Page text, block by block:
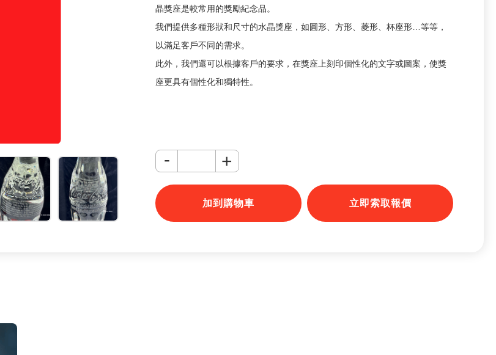
晶獎座是較常用的獎勵紀念品。
我們提供多種形狀和尺寸的水晶獎座，如圓形、方形、菱形、杯座形…等等，
以滿足客戶不同的需求。
此外，我們還可以根據客戶的要求，在獎座上刻印個性化的文字或圖案，使獎
座更具有個性化和獨特性。
- +
加到購物車 立即索取報價